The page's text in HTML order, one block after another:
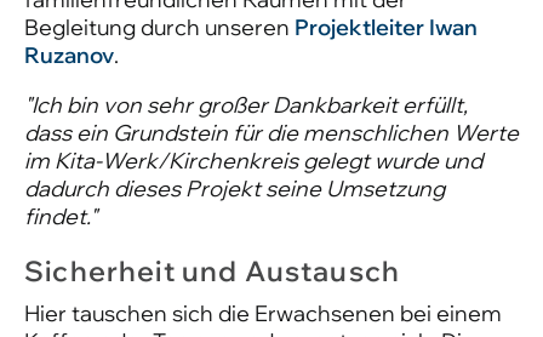
Begleitung durch unseren Projektleiter Iwan
Ruzanov.
"Ich bin von sehr großer Dankbarkeit erfüllt,
dass ein Grundstein für die menschlichen Werte
im Kita-Werk/Kirchenkreis gelegt wurde und
dadurch dieses Projekt seine Umsetzung
findet."
Sicherheit und Austausch
Hier tauschen sich die Erwachsenen bei einem